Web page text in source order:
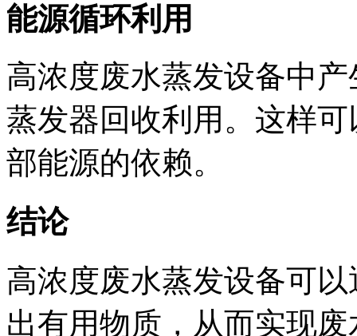
能源循环利用
高浓度废水蒸发设备中
蒸发器回收利用。这样
部能源的依赖。
结论
高浓度废水蒸发设备可
出有用物质，从而实现